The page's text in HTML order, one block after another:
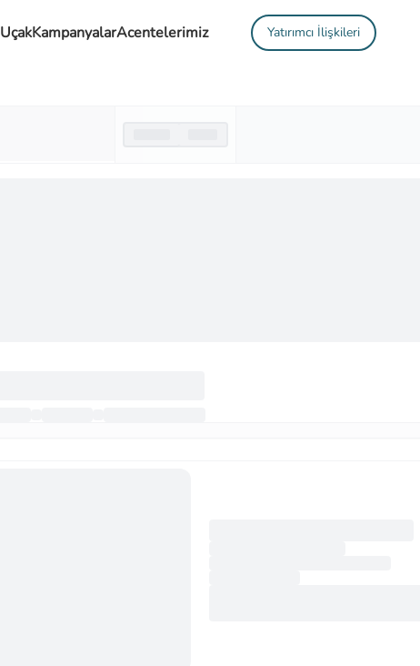
UçakKampanyalarAcentelerimiz Yatırımcı İlişkileri